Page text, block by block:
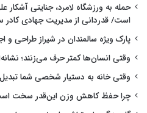
حمله به ورزشگاه لامرد، جنایتی آشکار
است/ قدردانی از مدیریت جهادی کادر
پارک ویژه سالمندان در شیراز طراحی و
وقتی انسان‌ها کمتر حرف می‌زنند؛
وقتی خانه به دستیار شخصی شما
چرا حفظ کاهش وزن این‌قدر سخت